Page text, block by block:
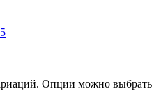
Опции можно выбрать